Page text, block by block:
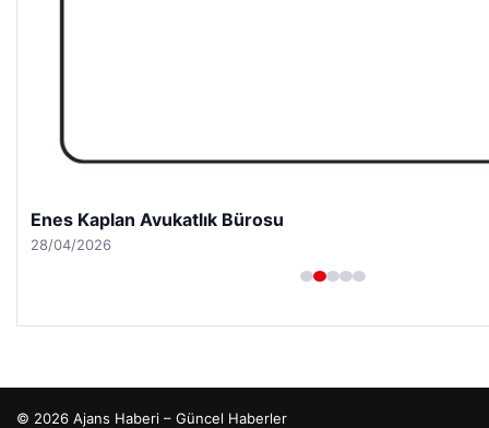
Enes Kaplan Avukatlık Bürosu
28/04/2026
© 2026 Ajans Haberi – Güncel Haberler